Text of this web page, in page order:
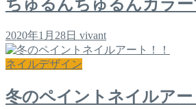
ちゅるんちゅるんカラ
2020年1月28日 vivant
ネイルデザイン
冬のペイントネイルアー